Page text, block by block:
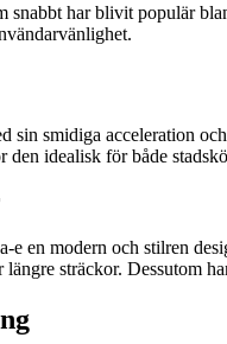
snabbt har blivit populär
sin smidiga acceleration
idealisk för både
e en modern och stilren
längre sträckor. Dessutom